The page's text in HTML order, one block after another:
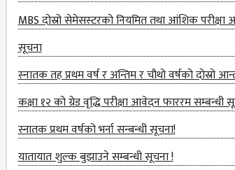
COMMITTEE
LIBRARY
COMMITTEE
COMPUTER
MANAGEMENT
CELL
MBS दोस्रो सेमेसस्‍टरको नियमित तथा आंशिक
सूचना
स्‍नातक तह प्रथम वर्ष र अन्तिम र चौथो वर्षको दोस्रो
कक्षा १२ को ग्रेड वृद्धि परीक्षा आवेदन फाररम सम्बन्धी
स्नातक प्रथम वर्षको भर्ना सन्बन्धी सूचना!
यातायात शुल्‍क बुझाउने सम्बन्धी सूचना !